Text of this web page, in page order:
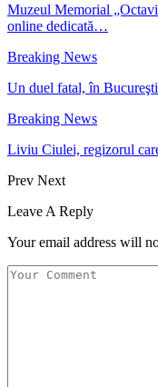
Muzeul Memorial
online dedicată…
Breaking News
Un duel fatal, în
Breaking News
Liviu Ciulei, regizorul
Prev Next
Leave A Reply
Your email address will